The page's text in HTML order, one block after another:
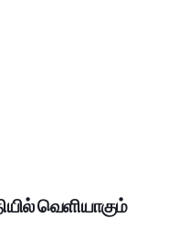
வெளியாகும்